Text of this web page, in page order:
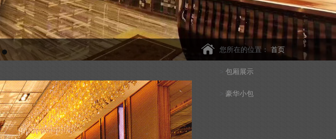
您所在的位置： 首页
包厢展示
豪华小包